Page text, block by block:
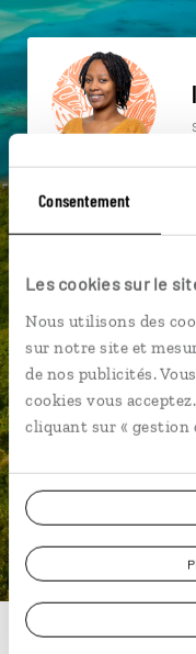
Consentement
Les cookies sur le
Nous utilisons des
sur notre site et
de nos publicités.
cookies vous
cliquant sur « gestion
spécialistes
près de vos
Échangez en
connectés en
téléphone.
Vous gardez
pendant et
Construisez